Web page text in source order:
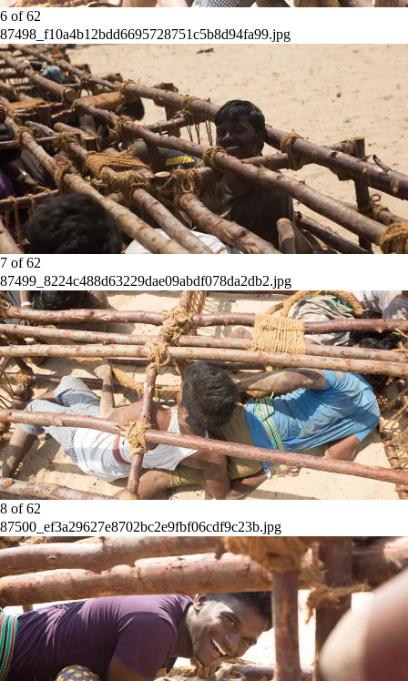
6 of62
87498_f10a4b12bdd6695728751c5b8d94fa99.jpg
7 of62
87499_8224c488d63229dae09abdf078da2db2.jpg
8 of62
87500_ef3a29627e8702bc2e9fbf06cdf9c23b.jpg